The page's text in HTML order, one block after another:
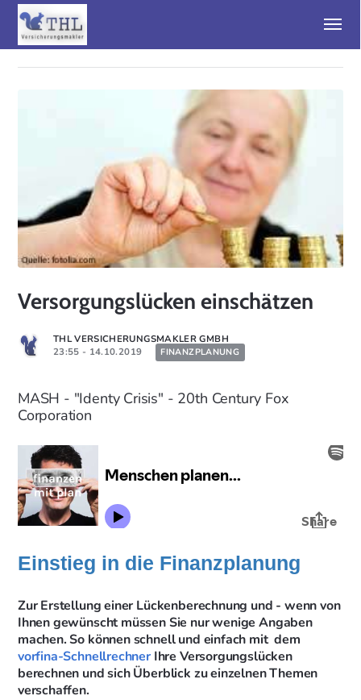
Versorgungslücken einschätzen
THL VERSICHERUNGSMAKLER GMBH
23:55 - 14.10.2019
FINANZPLANUNG
MASH - "Identy Crisis" - 20th Century Fox
Corporation
Einstieg in die Finanzplanung
Zur Erstellung einer Lückenberechnung und - wenn von
Ihnen gewünscht müssen Sie nur wenige Angaben
machen. So können schnell und einfach mit dem
vorfina-SchnellrechnerIhre Versorgungslücken
berechnen und sich Überblick zu einzelnen Themen
verschaffen.